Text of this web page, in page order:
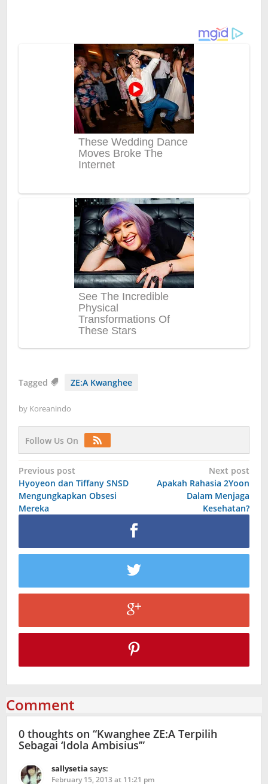
Tagged ZE:A Kwanghee
by Koreanindo
Follow Us On
Post
navigation
Previous post
Hyoyeon dan Tiffany SNSD
Mengungkapkan Obsesi
Mereka
Next post
Apakah Rahasia 2Yoon
Dalam Menjaga
Kesehatan?
Comment
0 thoughts on “Kwanghee ZE:A Terpilih
Sebagai ‘Idola Ambisius’”
sallysetia says:
February 15, 2013 at 11:21 pm